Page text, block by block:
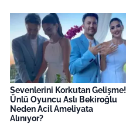
Sevenlerini Korkutan Gelişme!
Ünlü Oyuncu Aslı Bekiroğlu
Neden Acil Ameliyata
Alınıyor?